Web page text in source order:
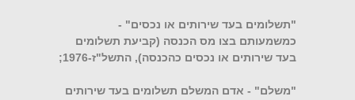
"תשלומים בעד שירותים או נכסים" -
כמשמעותם בצו מס הכנסה (קביעת תשלומים
בעד שירותים או נכסים כהכנסה), התשל"ז-1976;
"משלם" - אדם המשלם תשלומים בעד שירותים